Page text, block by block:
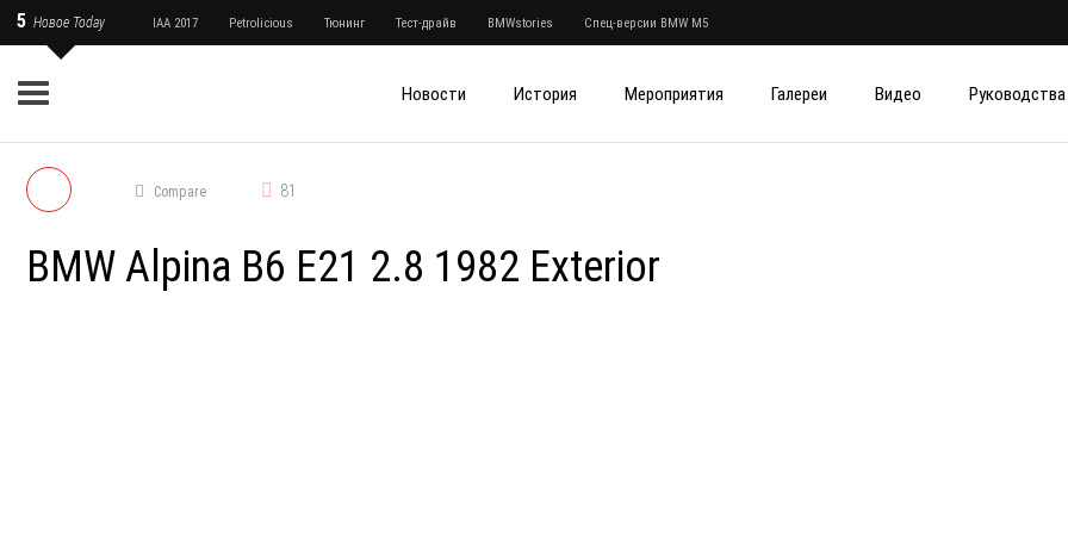
5 Новое Today IAA 2017 Petrolicious Тюнинг Тест-драйв BMWstories Спец-версии BMW M5
Новости История Мероприятия Галереи Видео Руководства
Compare 81
BMW Alpina B6 E21 2.8 1982 Exterior